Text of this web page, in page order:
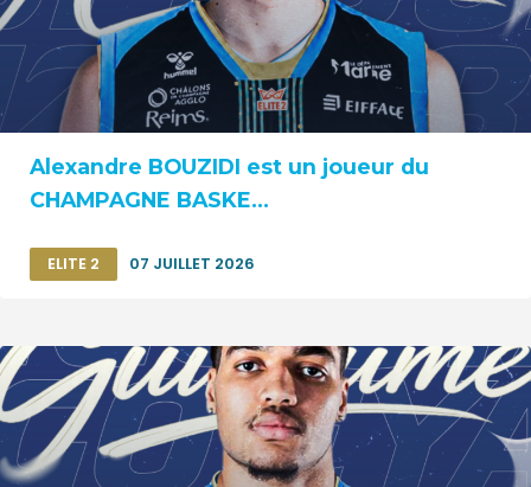
Alexandre BOUZIDI est un joueur du
CHAMPAGNE BASKE...
ELITE 2 07 JUILLET 2026